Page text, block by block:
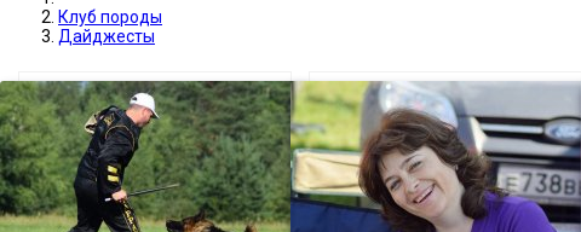
Клуб породы
Дайджесты